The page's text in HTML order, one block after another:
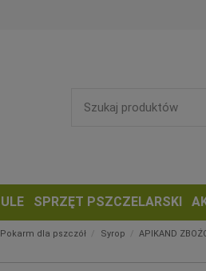
ULE SPRZĘT PSZCZELARSKI
Pokarm dla pszczół Syrop APIKAND